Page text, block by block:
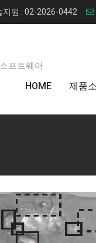
지원 : 02-2026-0442
프트웨어
HOME 제품